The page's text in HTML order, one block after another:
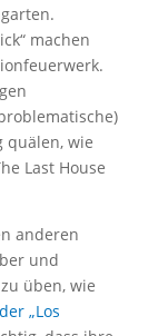
machen
quälen, wie
Last House
anderen
und
üben, wie
„Los